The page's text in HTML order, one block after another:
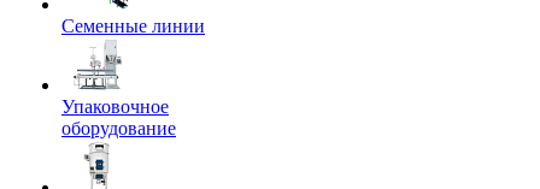
Семенные линии
Упаковочное
оборудование